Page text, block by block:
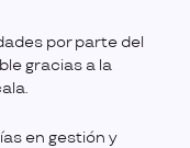
por parte del
gracias a la
en gestión y